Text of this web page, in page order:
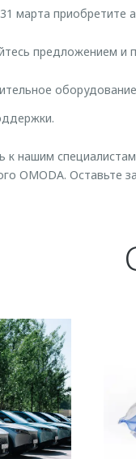
марта приобретите
предложением и
к нашим
OMODA. Оставьте